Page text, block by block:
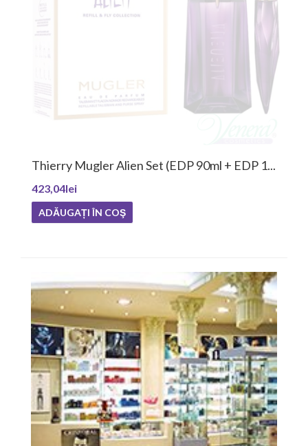
Thierry Mugler Alien Set (EDP 90ml + EDP 1...
423,04lei
ADĂUGAȚI ÎN COŞ